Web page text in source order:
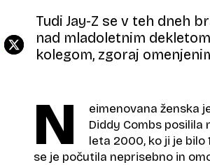
Tudi Jay-Z se v teh dneh
nad mladoletnim
kolegom, zgoraj
N
eimenovana ženska
Diddy Combs posilila
leta 2000, ko ji je bilo
se je počutila neprisebno in